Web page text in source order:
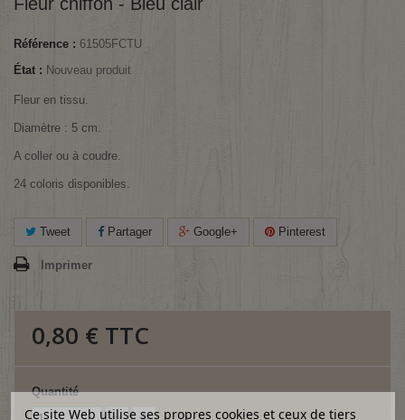
Référence : 61505FCTU
État : Nouveau produit
Fleur en tissu.
Diamètre : 5 cm.
A coller ou à coudre.
24 coloris disponibles.
Tweet Partager Google+ Pinterest
Imprimer
0,80 € TTC
Quantité
Ce site Web utilise ses propres cookies et ceux de tiers